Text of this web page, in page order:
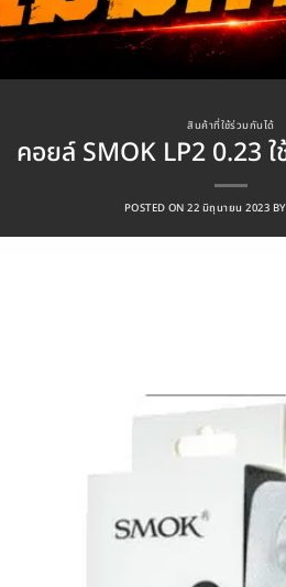
สินค้าที่ใช้ร่วมกันได้
คอยล์ SMOK LP2 0.23 ใ
POSTED ON22 มิถุนายน 2023 BY